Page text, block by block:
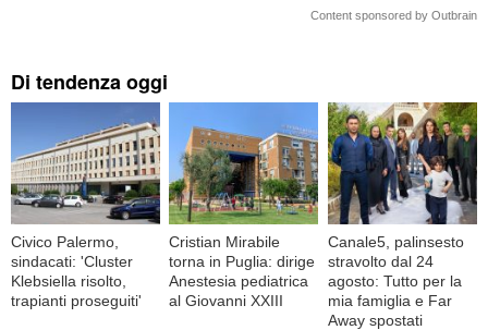
Content sponsored by Outbrain
Di tendenza oggi
Civico Palermo,
sindacati: 'Cluster
Klebsiella risolto,
trapianti proseguiti'
Cristian Mirabile
torna in Puglia: dirige
Anestesia pediatrica
al Giovanni XXIII
Canale5, palinsesto
stravolto dal 24
agosto: Tutto per la
mia famiglia e Far
Away spostati